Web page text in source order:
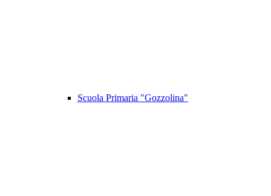
Scuola Primaria "Gozzolina"